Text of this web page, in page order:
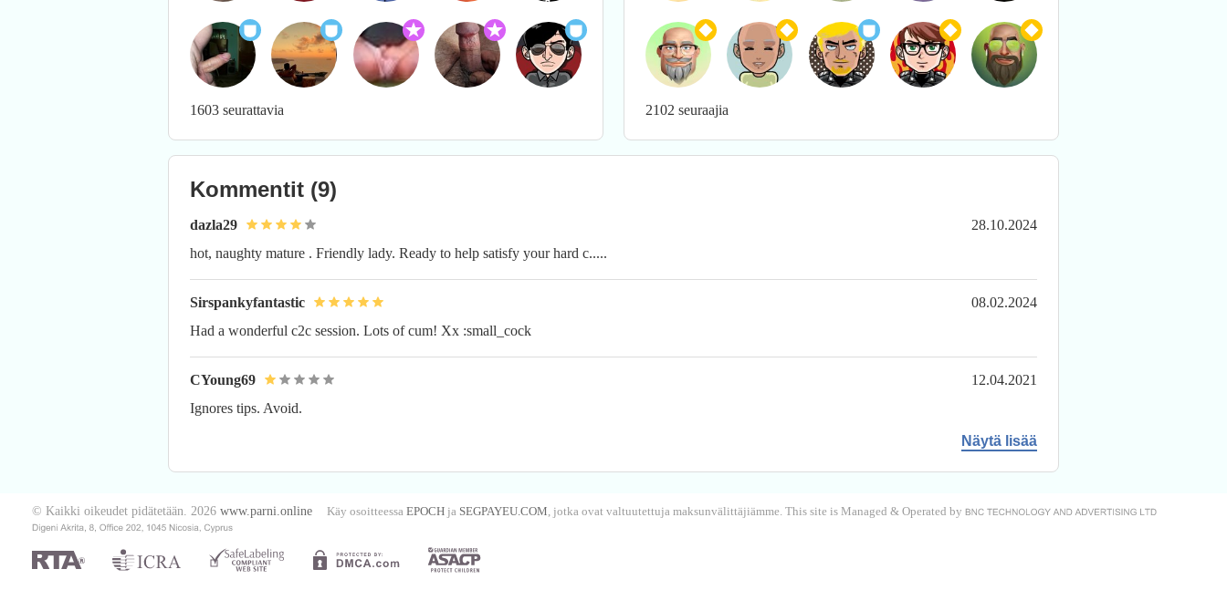
1603 seurattavia 2102 seuraajia
Kommentit (9)
dazla29
28.10.2024
hot, naughty mature . Friendly lady. Ready to help satisfy your hard c.....
Sirspankyfantastic
08.02.2024
Had a wonderful c2c session. Lots of cum! Xx :small_cock
CYoung69
12.04.2021
Ignores tips. Avoid.
Näytä lisää
© Kaikki oikeudet pidätetään. 2026 www.parni.online Käy osoitteessa EPOCH ja SEGPAYEU.COM, jotka ovat valtuutettuja maksunvälittäjiämme. This site is Managed & Operated by